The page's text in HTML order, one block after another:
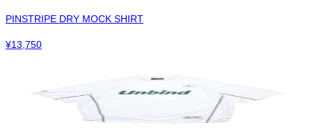
PINSTRIPE DRY MOCK SHIRT
¥13,750